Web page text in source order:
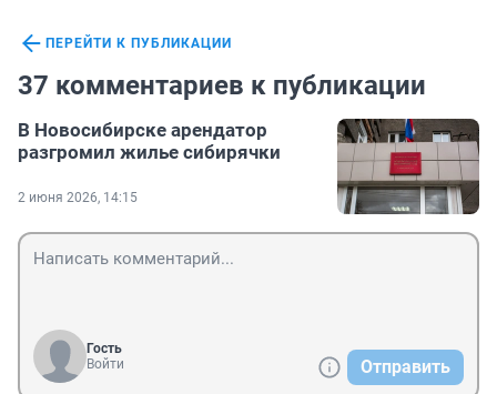
ПЕРЕЙТИ К ПУБЛИКАЦИИ
37 комментариев к публикации
В Новосибирске арендатор
разгромил жилье сибирячки
2 июня 2026, 14:15
Гость
Войти
Отправить